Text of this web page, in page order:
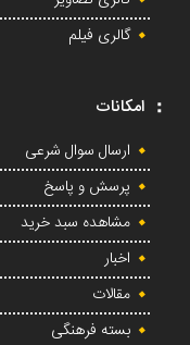
گالری فیلم
امکانات
ارسال سوال شرعی
پرسش و پاسخ
مشاهده سبد خرید
اخبار
مقالات
بسته فرهنگی